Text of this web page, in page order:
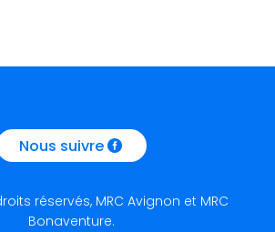
Nous suivre
réservés, MRC Avignon et MRC
Bonaventure.